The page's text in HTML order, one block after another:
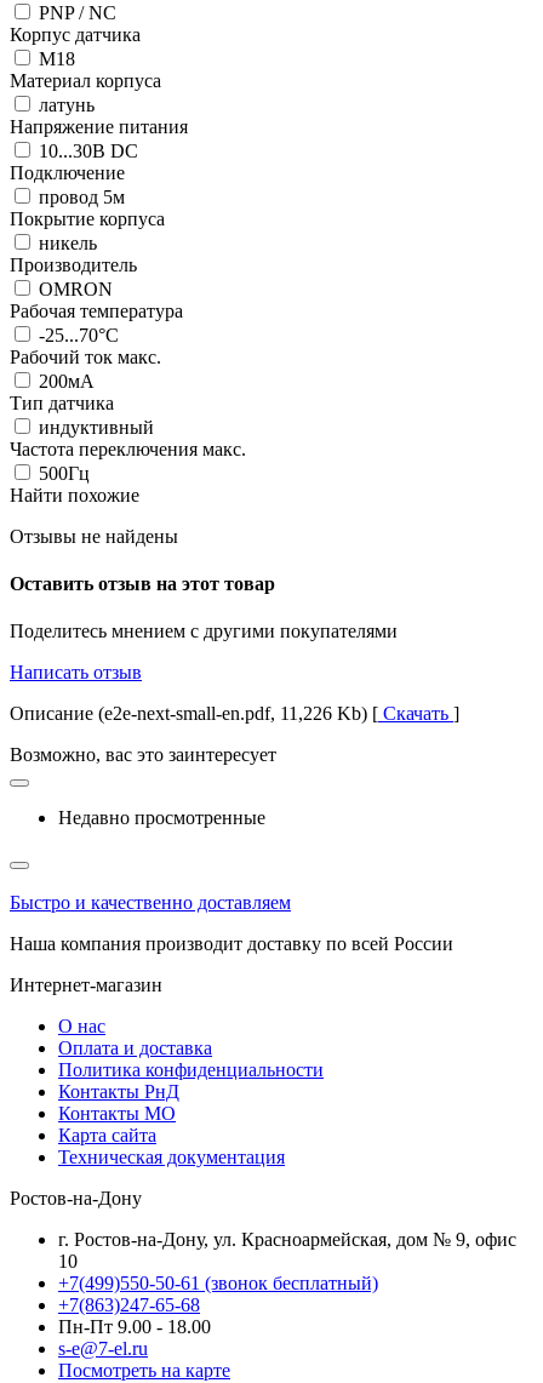
PNP / NC
Корпус датчика
М18
Материал корпуса
латунь
Напряжение питания
10...30В DC
Подключение
провод 5м
Покрытие корпуса
никель
Производитель
OMRON
Рабочая температура
-25...70°C
Рабочий ток макс.
200мА
Тип датчика
индуктивный
Частота переключения макс.
500Гц
Найти похожие
Отзывы не найдены
Оставить отзыв на этот товар
Поделитесь мнением с другими покупателями
Написать отзыв
Описание (e2e-next-small-en.pdf, 11,226 Kb) [ Скачать ]
Возможно, вас это заинтересует
Недавно просмотренные
Быстро и качественно доставляем
Наша компания производит доставку по всей России
Интернет-магазин
О нас
Оплата и доставка
Политика конфиденциальности
Контакты РнД
Контакты МО
Карта сайта
Техническая документация
Ростов-на-Дону
г. Ростов-на-Дону, ул. Красноармейская, дом № 9, офис
10
+7(499)550-50-61 (звонок бесплатный)
+7(863)247-65-68
Пн-Пт 9.00 - 18.00
s-e@7-el.ru
Посмотреть на карте